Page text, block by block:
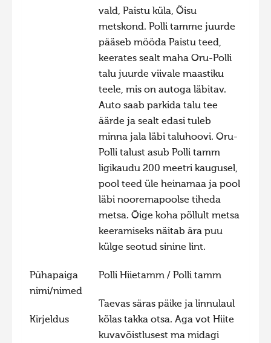
Hiite kuvavõistlus 2020
Hiite kuvavõistlus 2020 lisa
Liikuvad kuvad 2020
Hiite kuvavõistlus 2019
Hiite kuvavõistlus 2018
Hiite kuvavõistlus 2017
Hiite kuvavõistlus 2016
Hiite kuvavõistlus 2015
Hiite kuvavõistlus 2014
Hiite kuvavõistlus 2012
Hiite kuvavõistlus 2011
Hiite kuvavõistlus 2010
Hiite kuvavõistlus 2009
vald, Paistu küla, Õisu
metskond. Polli tamme juurde
pääseb mööda Paistu teed,
keerates sealt maha Oru-Polli
talu juurde viivale maastiku
teele, mis on autoga läbitav.
Auto saab parkida talu tee
äärde ja sealt edasi tuleb
minna jala läbi taluhoovi. Oru-
Polli talust asub Polli tamm
ligikaudu 200 meetri kaugusel,
pool teed üle heinamaa ja pool
läbi nooremapoolse tiheda
metsa. Õige koha põllult metsa
keeramiseks näitab ära puu
külge seotud sinine lint.
Pühapaiga
nimi/nimed
Polli Hiietamm / Polli tamm
Kirjeldus
Taevas säras päike ja linnulaul
kõlas takka otsa. Aga vot Hiite
kuvavõistlusest ma midagi